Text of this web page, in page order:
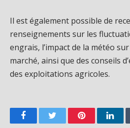
Il est également possible de
renseignements sur les
engrais, l’impact de la météo
marché, ainsi que des conseils
des exploitations agricoles.
FacebookTwitter Pinterest